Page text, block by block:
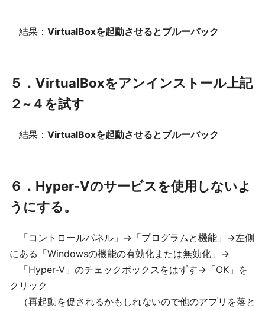
結果： VirtualBoxを起動させるとブルーバック
５．VirtualBoxをアンインストール上記
２~４を試す
結果： VirtualBoxを起動させるとブルーバック
６．Hyper-Vのサービスを使用しないよ
うにする。
「コントロールパネル」→「プログラムと機能」→左側
にある「Windowsの機能の有効化または無効化」→
「Hyper-V」のチェックボックスをはずす→「OK」を
クリック
（再起動を促されるかもしれないので他のアプリを落と